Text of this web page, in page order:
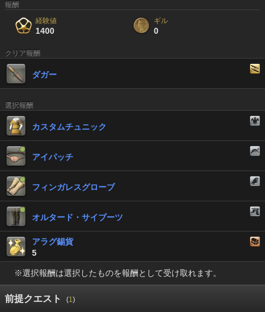
報酬
経験値
1400
ギル
0
クリア報酬
ダガー
選択報酬
カスタムチュニック
アイパッチ
フィンガレスグローブ
オルタード・サイブーツ
アラグ錫貨
5
※選択報酬は選択したものを報酬として受け取れます。
前提クエスト (1)